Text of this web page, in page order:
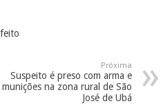
Próxima
Suspeito é preso com arma e
munições na zona rural de São
José de Ubá